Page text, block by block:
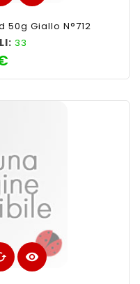
50g Giallo N°712
33
Prezzo
visibility